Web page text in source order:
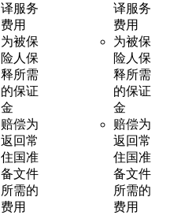
译服务
费用
为被保
险人保
释所需
的保证
金
赔偿为
返回常
住国准
备文件
所需的
费用
译服务
费用
为被保
险人保
释所需
的保证
金
赔偿为
返回常
住国准
备文件
所需的
费用